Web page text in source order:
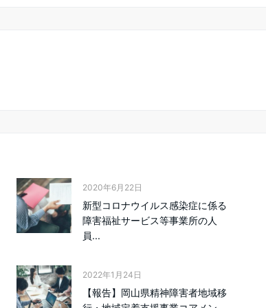
2020年6月22日
新型コロナウイルス感染症に係る
障害福祉サービス等事業所の人
員...
2022年1月24日
【報告】岡山県精神障害者地域移